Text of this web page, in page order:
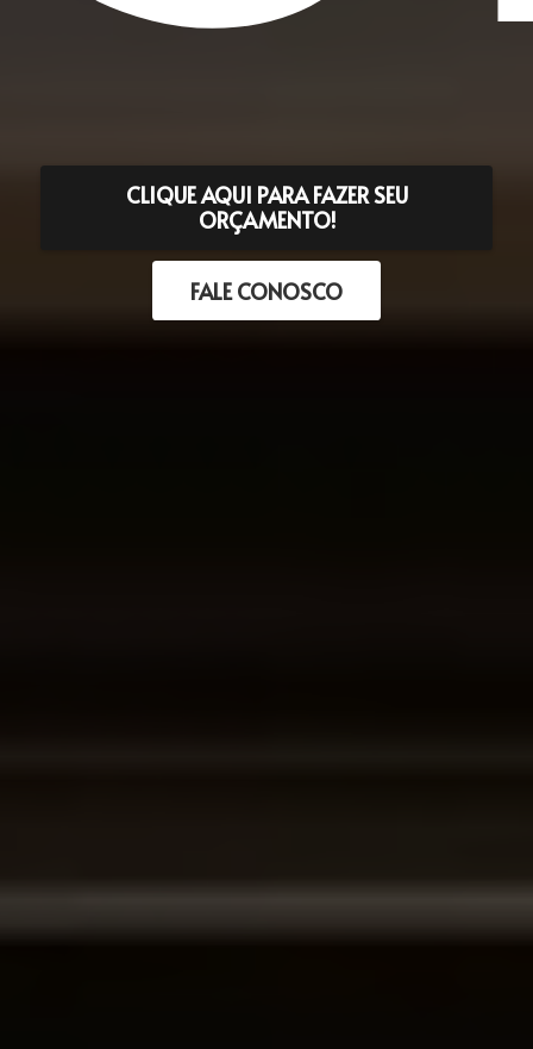
CLIQUE AQUI PARA FAZER SEU
ORÇAMENTO!
FALE CONOSCO